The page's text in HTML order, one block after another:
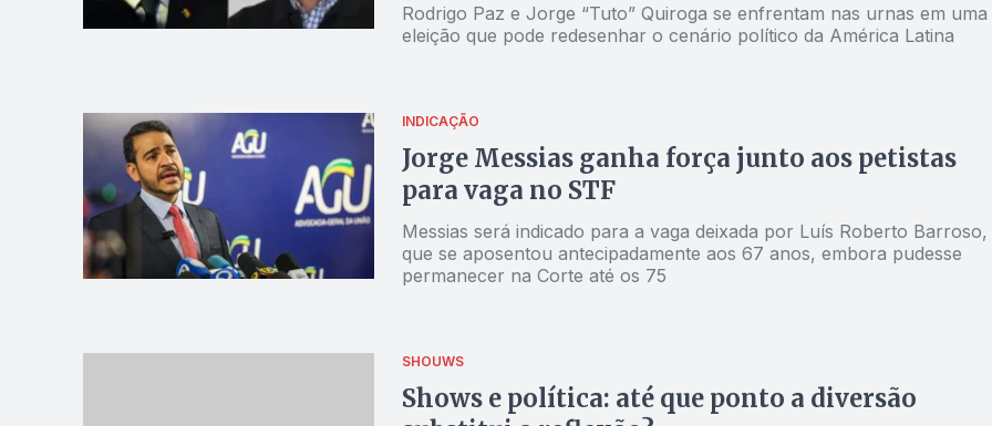
Rodrigo Paz e Jorge “Tuto” Quiroga se enfrentam nas urnas em uma
eleição que pode redesenhar o cenário político da América Latina
INDICAÇÃO
Jorge Messias ganha força junto aos petistas
para vaga no STF
Messias será indicado para a vaga deixada por Luís Roberto Barroso,
que se aposentou antecipadamente aos 67 anos, embora pudesse
permanecer na Corte até os 75
SHOUWS
Shows e política: até que ponto a diversão